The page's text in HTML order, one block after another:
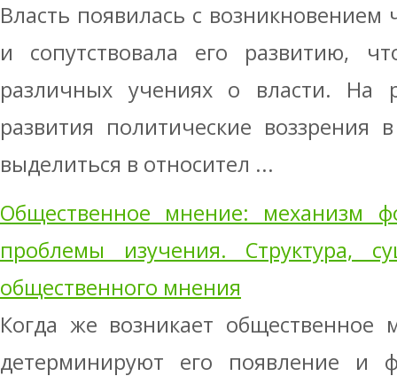
Власть появилась с возникновением
и сопутствовала его развитию,
различных учениях о власти. На
развития политические
выделиться в относител ...
Общественное мнение: механизм
проблемы изучения. Структура,
общественного мнения
Когда же возникает общественное
детерминируют его появление и